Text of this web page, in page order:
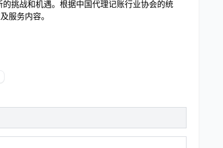
挑战和机遇。根据中国代理记账行业协会的统
服务内容。